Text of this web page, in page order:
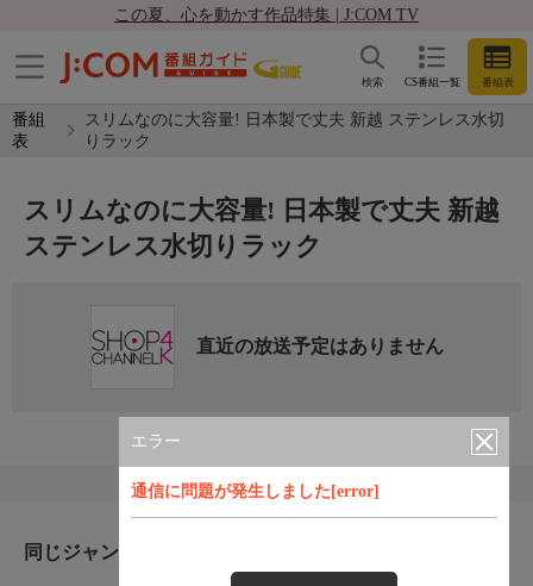
この夏、心を動かす作品特集 | J:COM TV
CS番組一覧 番組表
検索
番組
表
スリムなのに大容量! 日本製で丈夫 新越 ステンレス水切
りラック
エラー
通信に問題が発生しました[error]
スリムなのに大容量! 日本製で丈夫 新越
ステンレス水切りラック
直近の放送予定はありません
同じジャンルのおすすめ番組